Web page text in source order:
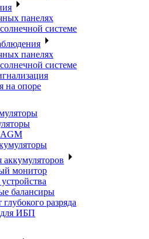
панелях
системе
панелях
системе
на опоре
аккумуляторов
монитор
балансиры
разряда
ИБП